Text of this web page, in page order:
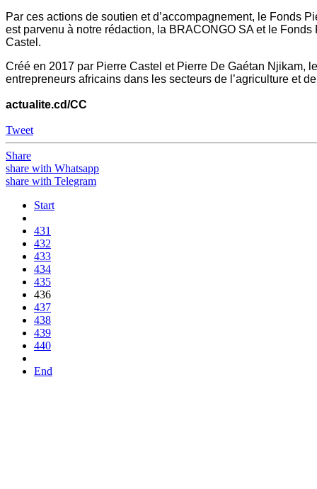
Par ces actions de soutien et d’accompagnement, le Fonds
est parvenu à notre rédaction, la BRACONGO SA et le
Castel.
Créé en 2017 par Pierre Castel et Pierre De Gaétan Njikam,
entrepreneurs africains dans les secteurs de l’agriculture et
actualite.cd/CC
Tweet
Share
share with Whatsapp
share with Telegram
Start
431
432
433
434
435
436
437
438
439
440
End